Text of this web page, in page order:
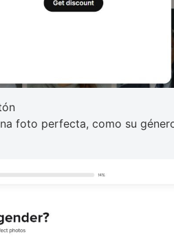
foto perfecta, como su